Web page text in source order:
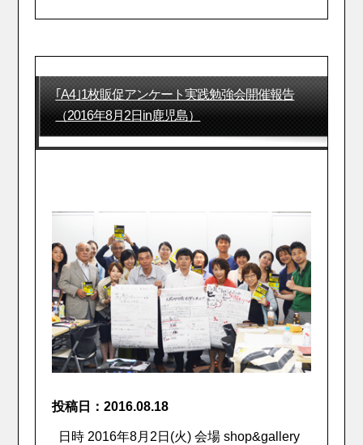
｢A4｣1枚販促アンケート実践勉強会開催報告
（2016年8月2日in鹿児島）
投稿日：2016.08.18
日時 2016年8月2日(火) 会場 shop&gallery